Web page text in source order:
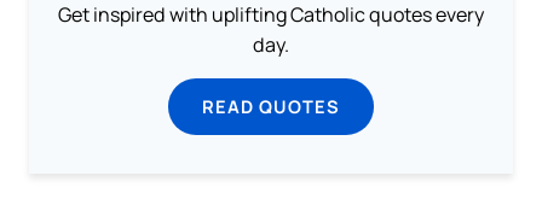
Get inspired with uplifting Catholic quotes every
day.
READ QUOTES